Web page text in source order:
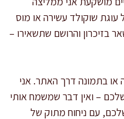
שוקולד עשירה או מוס
בזיכרון והרושם שתשאירו –
או בתמונה דרך האתר. אני
– ואין דבר שמשמח אותי
עם ניחוח מתוק של